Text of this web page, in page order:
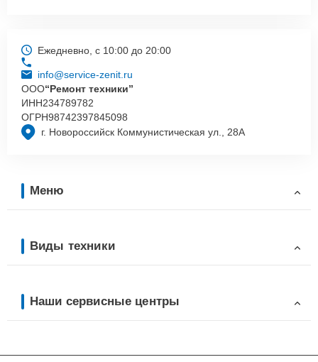
г. Новороссийск Коммунистическая ул., 28А
Ежедневно, с 10:00 до 20:00
info@service-zenit.ru
ООО“Ремонт техники”
ИНН234789782
ОГРН98742397845098
Меню
Виды техники
Наши сервисные центры